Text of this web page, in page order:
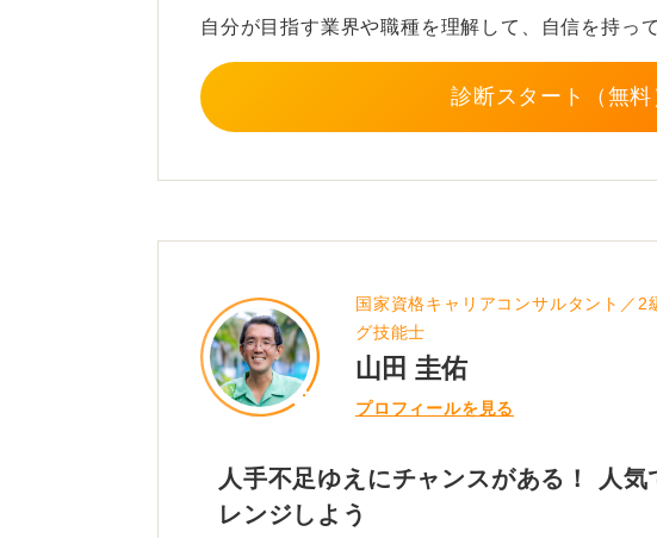
たいのか、どのような自分になりたいのかを具体
すめします。
内定を得るために必要な対策としては、その企業
うに表現することです。
たとえば、「自分がデザインした服を広めたい」
実際に内定を得ている人は、その職種に対する考
きるかを具体的に語れています。まずは、どのよ
の職種でどのようなスキルや経験が求められるの
0
自分が目指す業界や職種を理解して、自信を持っ
診断スタート（無料
国家資格キャリアコンサルタント／2
グ技能士
山田 圭佑
プロフィールを見る
人手不足ゆえにチャンスがある！ 人
レンジしよう